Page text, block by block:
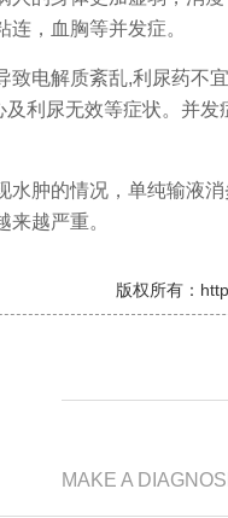
，血胸等并发症。
电解质紊乱,利尿药不
利尿无效等症状。并
肿的情况，单纯输液消
越严重。
版权所有：
MAKE A